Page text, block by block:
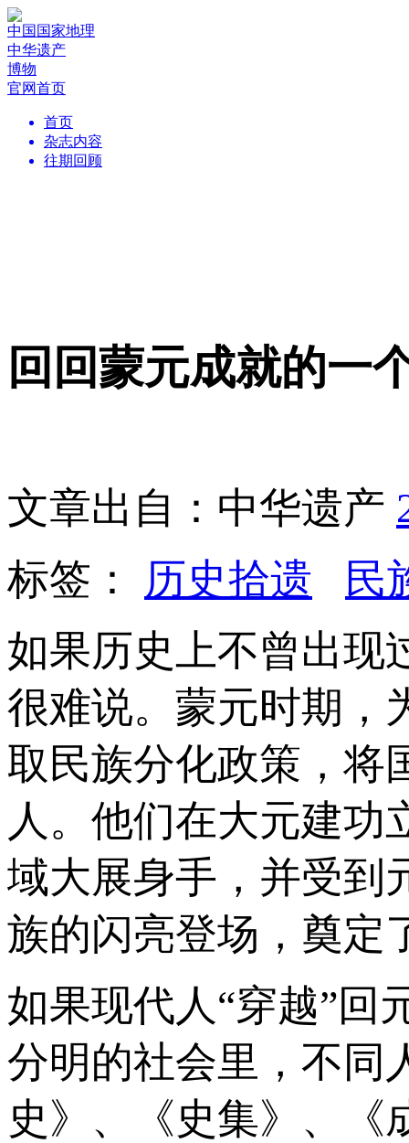
中国国家地理
中华遗产
博物
官网首页
首页
杂志内容
往期回顾
回回蒙元成就的一
文章出自：中华遗产
标签： 历史拾遗
民
如果历史上不曾出现
很难说。蒙元时期，
取民族分化政策，将
人。他们在大元建功
域大展身手，并受到
族的闪亮登场，奠定
如果现代人“穿越”回
分明的社会里，不同
史》、《史集》、《